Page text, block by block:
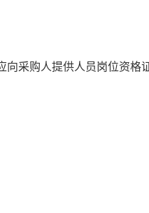
向采购人提供人员岗位资格